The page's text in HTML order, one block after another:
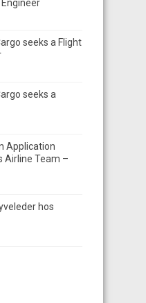
seeks a Flight
seeks a
Application
Airline Team –
hos